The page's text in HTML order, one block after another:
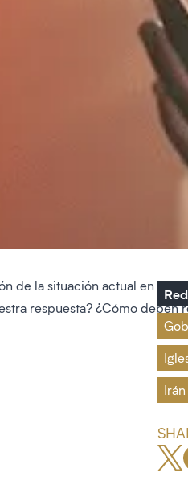
de la situación actual en
respuesta? ¿Cómo deben
Irán